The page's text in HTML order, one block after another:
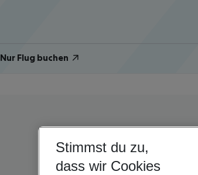
Nur Flug buchen
Stimmst du zu,
dass wir Cookies